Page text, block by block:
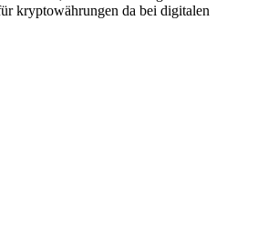
kryptowährungen da bei digitalen